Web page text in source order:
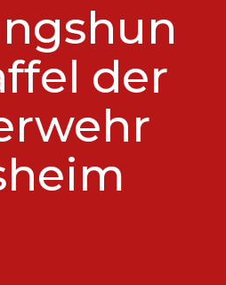
der